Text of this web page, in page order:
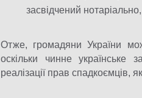
засвідчений
Отже, громадяни України
оскільки чинне українське
реалізації прав спадкоємців,